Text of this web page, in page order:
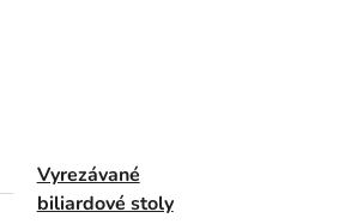
Vyrezávané
biliardové stoly